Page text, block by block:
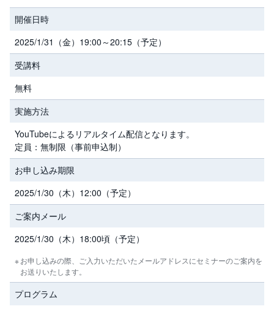
先
物
金
・
銀
・
プ
ラ
チ
ナ
外
貨
建
M
M
F
NE
W
取
引
所
F
(
く
り
っ
く
株
開催日時
2025/1/31（金）19:00～20:15（予定）
受講料
無料
実施方法
YouTubeによるリアルタイム配信となります。
定員：無制限（事前申込制）
お申し込み期限
2025/1/30（木）12:00（予定）
ご案内メール
2025/1/30（木）18:00頃（予定）
お申し込みの際、ご入力いただいたメールアドレスにセミナーのご案内を
お送りいたします。
プログラム